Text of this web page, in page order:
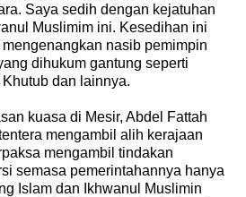
Saya sedih dengan kejatuhan
Muslimim ini. Kesedihan ini
nasib pemimpin
dihukum gantung seperti
dan lainnya.
kuasa di Mesir, Abdel Fattah
mengambil alih kerajaan
mengambil tindakan
semasa pemerintahannya hanya
Islam dan Ikhwanul Muslimin